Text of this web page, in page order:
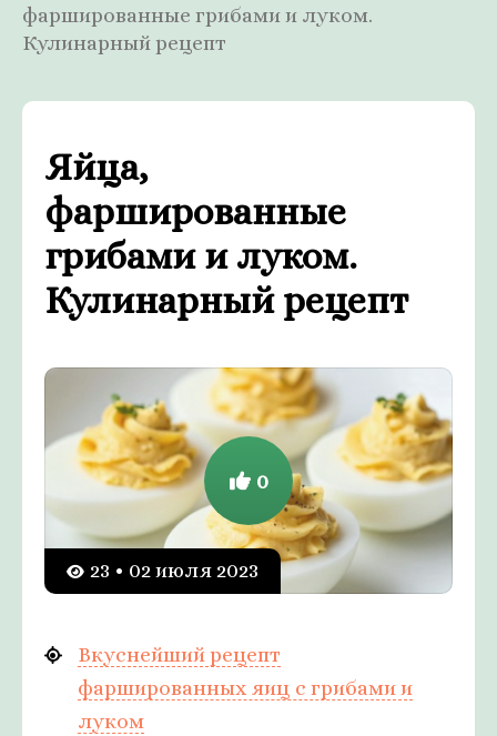
фаршированные грибами и луком.
Кулинарный рецепт
Яйца,
фаршированные
грибами и луком.
Кулинарный рецепт
23 • 02 июля 2023
0
Вкуснейший рецепт
фаршированных яиц с грибами и
луком